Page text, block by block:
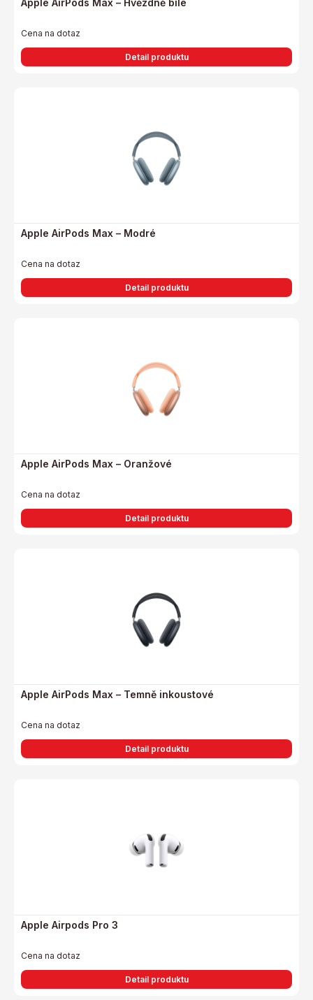
Apple AirPods Max – Hvězdně bílé
Cena na dotaz
Detail produktu
Apple AirPods Max – Modré
Cena na dotaz
Detail produktu
Apple AirPods Max – Oranžové
Cena na dotaz
Detail produktu
Apple AirPods Max – Temně inkoustové
Cena na dotaz
Detail produktu
Apple Airpods Pro 3
Cena na dotaz
Detail produktu